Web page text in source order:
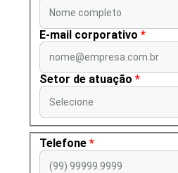
Nome completo
E-mail corporativo *
nome@empresa.com.br
Setor de atuação *
Selecione
Telefone *
(99) 99999.9999